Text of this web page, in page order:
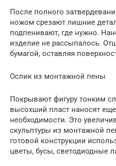
После полного
ножом срезают лишние
подпенивают, где нужно.
изделие не рассыпалось.
бумагой, оставляя
Ослик из монтажной пены
Покрывают фигуру тонким
высохший пласт наносят
необходимости. Это
скульптуры из монтажной
готовой конструкции
цветы, бусы, светодиодные